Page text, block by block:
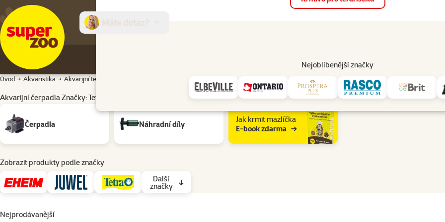
Nejoblíbenější značky
Prodejny Služby
Úvod Akvaristika Akvarijní technika
Akvarijní čerpadla Značky: Tetra
Čerpadla
Náhradní díly
Jak krmit mazlíčka
E-book zdarma
Zobrazit produkty podle značky
Další
značky
Nejprodávanější